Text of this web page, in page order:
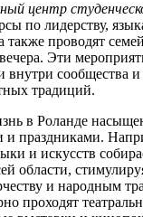
центр
по лидерству,
также проводят
Эти
внутри сообщества
традиций.
в Роланде
и праздниками.
и искусств
области,
и народным
проходят